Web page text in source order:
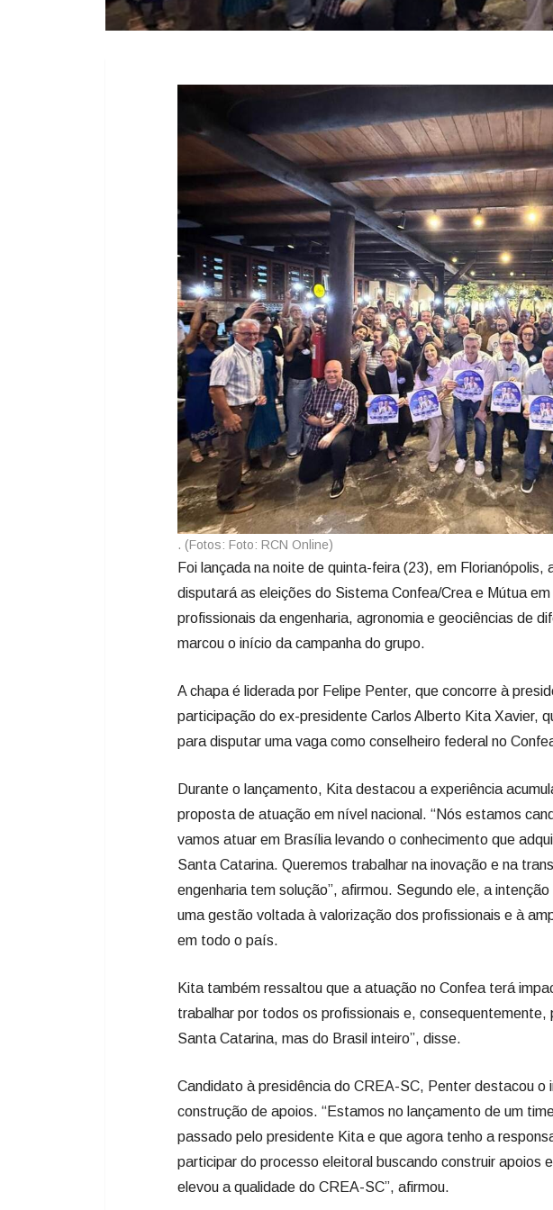
. (Fotos: Foto: RCN Online)
Foi lançada na noite de quinta-feira (23), em Florianópolis,
disputará as eleições do Sistema Confea/Crea e Mútua
profissionais da engenharia, agronomia e geociências de
marcou o início da campanha do grupo.
A chapa é liderada por Felipe Penter, que concorre à
participação do ex-presidente Carlos Alberto Kita Xavier,
para disputar uma vaga como conselheiro federal no
Durante o lançamento, Kita destacou a experiência
proposta de atuação em nível nacional. “Nós estamos
vamos atuar em Brasília levando o conhecimento que
Santa Catarina. Queremos trabalhar na inovação e na
engenharia tem solução”, afirmou. Segundo ele, a
uma gestão voltada à valorização dos profissionais e à
em todo o país.
Kita também ressaltou que a atuação no Confea terá
trabalhar por todos os profissionais e,
Santa Catarina, mas do Brasil inteiro”, disse.
Candidato à presidência do CREA-SC, Penter destacou o
construção de apoios. “Estamos no lançamento de um
passado pelo presidente Kita e que agora tenho a
participar do processo eleitoral buscando construir apoios
elevou a qualidade do CREA-SC”, afirmou.